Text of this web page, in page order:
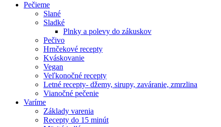
Pečieme
Slané
Sladké
Plnky a polevy do zákuskov
Pečivo
Hrnčekové recepty
Kváskovanie
Vegan
Veľkonočné recepty
Letné recepty- džemy, sirupy, zaváranie, zmrzlina
Vianočné pečenie
Varíme
Základy varenia
Recepty do 15 minút